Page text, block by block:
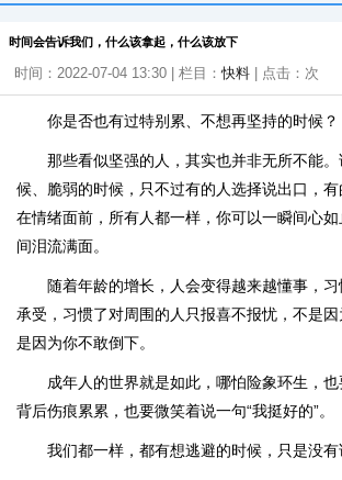
时间会告诉我们，什么该拿起，什么该放下
时间：2022-07-04 13:30 | 栏目：快料 | 点击： 次
你是否也有过特别累、不想再坚持的时候？
那些看似坚强的人，其实也并非无所不能
候、脆弱的时候，只不过有的人选择说出口，有
在情绪面前，所有人都一样，你可以一瞬间心
间泪流满面。
随着年龄的增长，人会变得越来越懂事，
承受，习惯了对周围的人只报喜不报忧，不是
是因为你不敢倒下。
成年人的世界就是如此，哪怕险象环生，
背后伤痕累累，也要微笑着说一句“我挺好的”。
我们都一样，都有想逃避的时候，只是没有